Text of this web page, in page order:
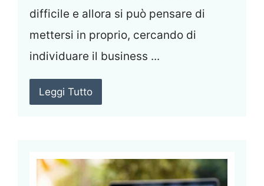
difficile e allora si può pensare di
mettersi in proprio, cercando di
individuare il business ...
Leggi Tutto